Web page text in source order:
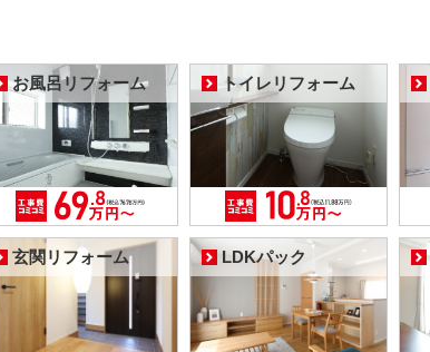
お風呂リフォーム トイレリフォーム
玄関リフォーム LDKパック